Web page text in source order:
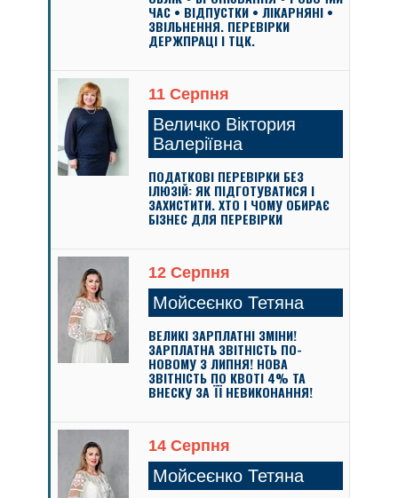
ЧАС • ВІДПУСТКИ • ЛІКАРНЯНІ •
ЗВІЛЬНЕННЯ. ПЕРЕВІРКИ
ДЕРЖПРАЦІ І ТЦК.
11 Серпня
Величко Віктория
Валеріївна
ПОДАТКОВІ ПЕРЕВІРКИ БЕЗ
ІЛЮЗІЙ: ЯК ПІДГОТУВАТИСЯ І
ЗАХИСТИТИ. ХТО І ЧОМУ ОБИРАЄ
БІЗНЕС ДЛЯ ПЕРЕВІРКИ
12 Серпня
Мойсеєнко Тетяна
ВЕЛИКІ ЗАРПЛАТНІ ЗМІНИ!
ЗАРПЛАТНА ЗВІТНІСТЬ ПО-
НОВОМУ З ЛИПНЯ! НОВА
ЗВІТНІСТЬ ПО КВОТІ 4% ТА
ВНЕСКУ ЗА ЇЇ НЕВИКОНАННЯ!
14 Серпня
Мойсеєнко Тетяна